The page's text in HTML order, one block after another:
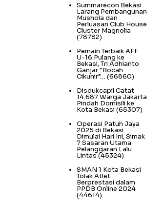
Summarecon Bekasi
Larang Pembangunan
Mushola dan
Perluasan Club House
Cluster Magnolia
(78782)
Pemain Terbaik AFF
U-16 Pulang ke
Bekasi, Tri Adhianto
Ganjar “Bocah
Cikunir”… (66860)
Disdukcapil Catat
14.687 Warga Jakarta
Pindah Domisili ke
Kota Bekasi (65307)
Operasi Patuh Jaya
2025 di Bekasi
Dimulai Hari Ini, Simak
7 Sasaran Utama
Pelanggaran Lalu
Lintas(45324)
SMAN 1 Kota Bekasi
Tolak Atlet
Berprestasi dalam
PPDB Online 2024
(44614)